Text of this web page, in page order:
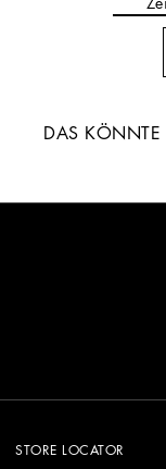
DAS KÖNNTE
STORE LOCATOR